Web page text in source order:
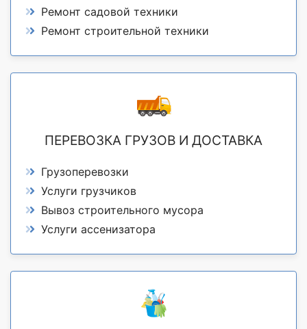
Ремонт садовой техники
Ремонт строительной техники
ПЕРЕВОЗКА ГРУЗОВ И ДОСТАВКА
Грузоперевозки
Услуги грузчиков
Вывоз строительного мусора
Услуги ассенизатора